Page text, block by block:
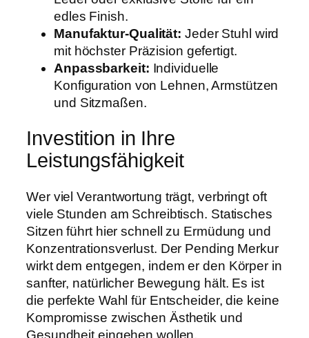
edles Finish.
Manufaktur-Qualität: Jeder Stuhl wird
mit höchster Präzision gefertigt.
Anpassbarkeit: Individuelle
Konfiguration von Lehnen, Armstützen
und Sitzmaßen.
Investition in Ihre
Leistungsfähigkeit
Wer viel Verantwortung trägt, verbringt oft
viele Stunden am Schreibtisch. Statisches
Sitzen führt hier schnell zu Ermüdung und
Konzentrationsverlust. Der Pending Merkur
wirkt dem entgegen, indem er den Körper in
sanfter, natürlicher Bewegung hält. Es ist
die perfekte Wahl für Entscheider, die keine
Kompromisse zwischen Ästhetik und
Gesundheit eingehen wollen.